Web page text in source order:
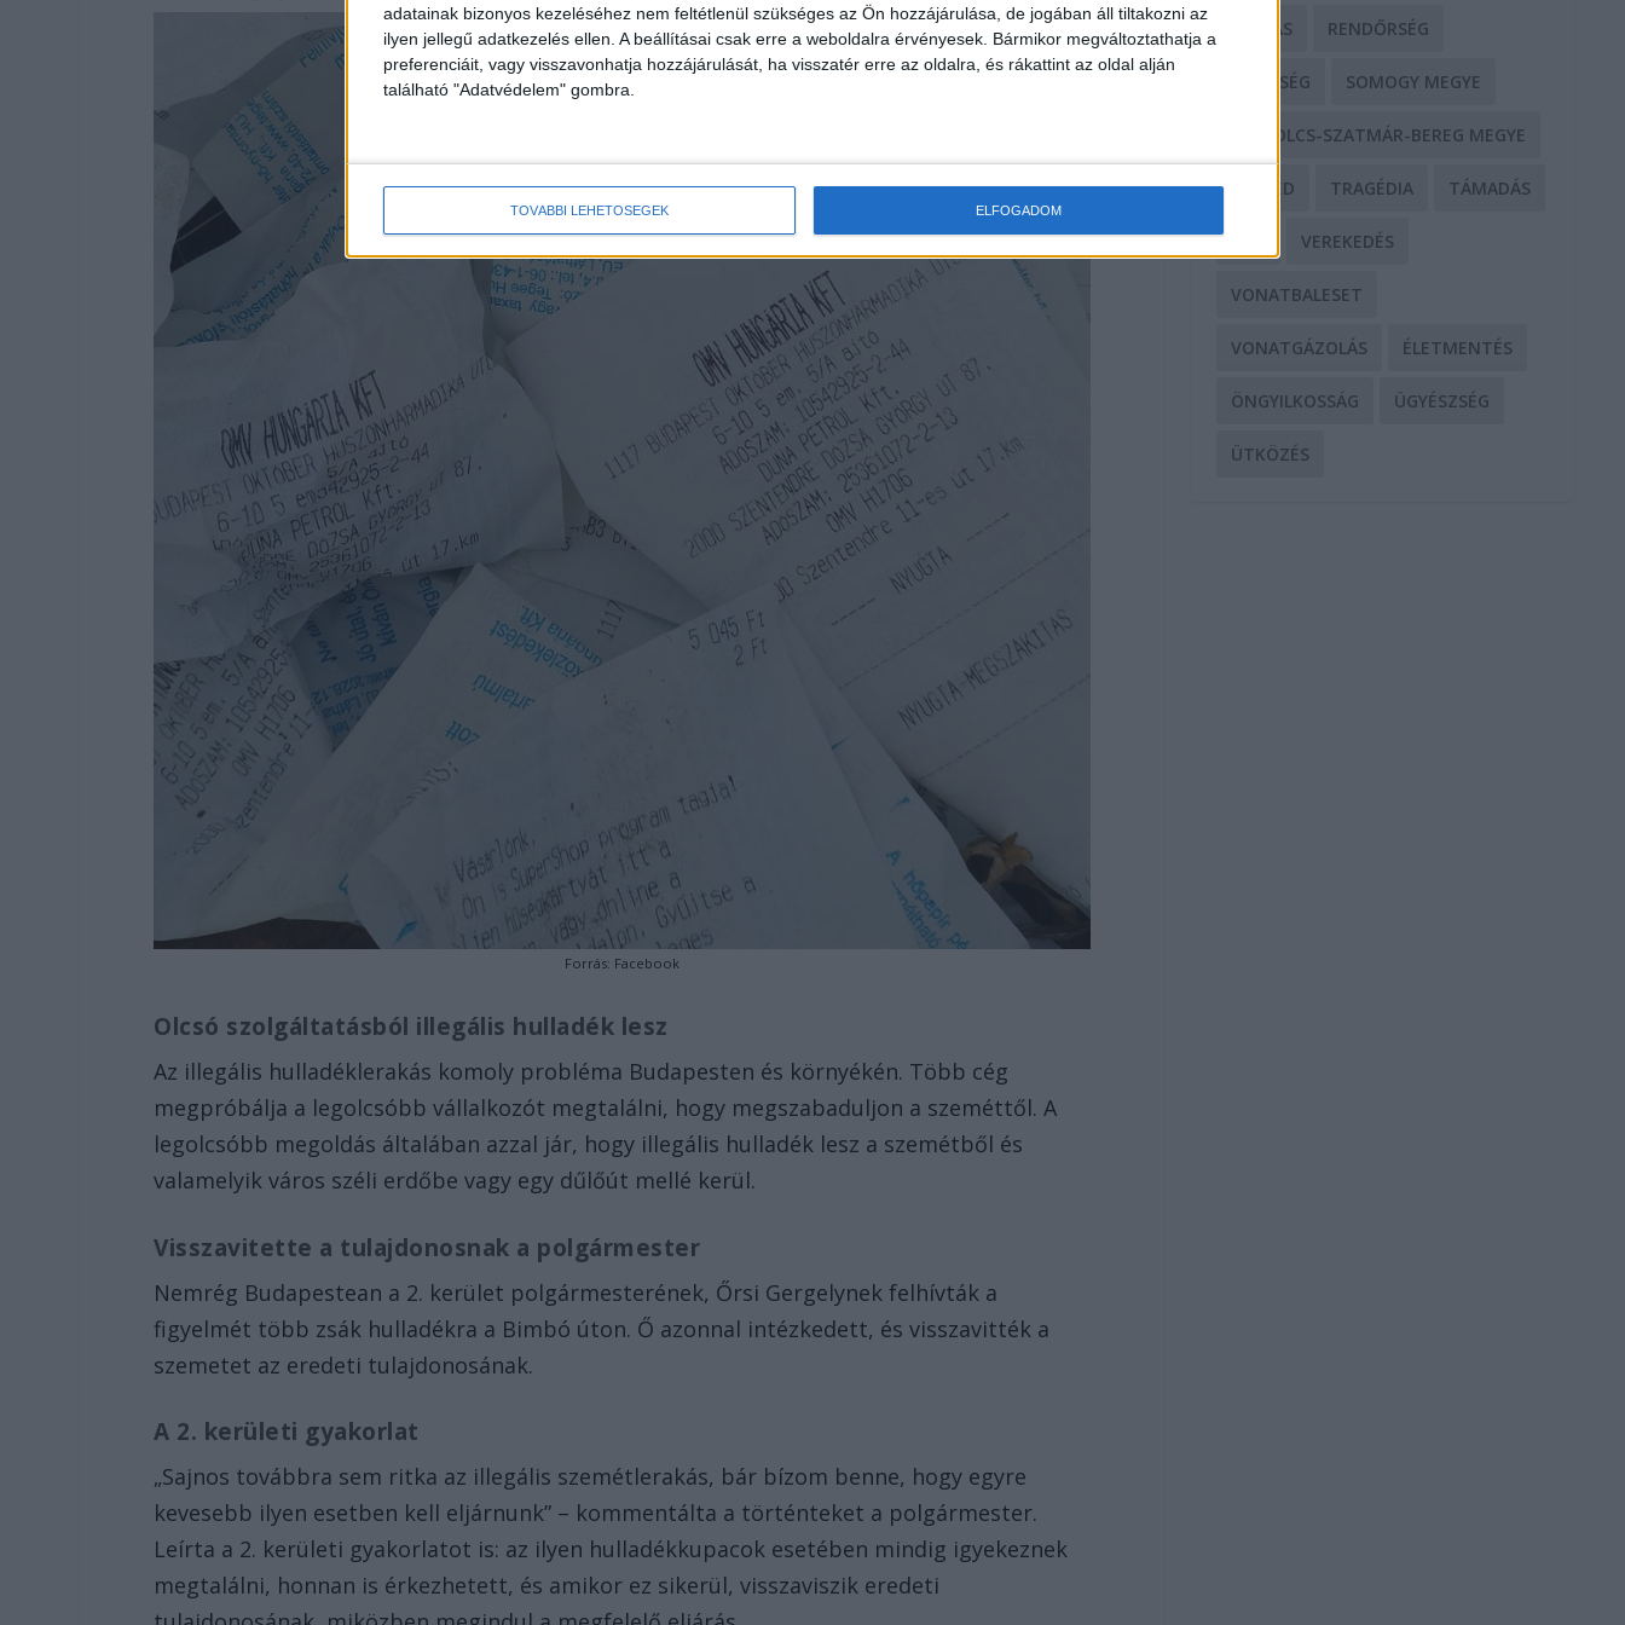
adatainak bizonyos kezeléséhez nem feltétlenül szükséges az Ön hozzájárulása, de jogában áll tiltakozni az
ilyen jellegű adatkezelés ellen. A beállításai csak erre a weboldalra érvényesek. Bármikor megváltoztathatja a
preferenciáit, vagy visszavonhatja hozzájárulását, ha visszatér erre az oldalra, és rákattint az oldal alján
található "Adatvédelem" gombra.
TOVÁBBI LEHETŐSÉGEK ELFOGADOM
Forrás: Facebook
Olcsó szolgáltatásból illegális hulladék lesz
Az illegális hulladéklerakás komoly probléma Budapesten és környékén. Több cég
megpróbálja a legolcsóbb vállalkozót megtalálni, hogy megszabaduljon a szeméttől. A
legolcsóbb megoldás általában azzal jár, hogy illegális hulladék lesz a szemétből és
valamelyik város széli erdőbe vagy egy dűlőút mellé kerül.
Visszavitette a tulajdonosnak a polgármester
Nemrég Budapestean a 2. kerület polgármesterének, Őrsi Gergelynek felhívták a
figyelmét több zsák hulladékra a Bimbó úton. Ő azonnal intézkedett, és visszavitték a
szemetet az eredeti tulajdonosának.
A 2. kerületi gyakorlat
„Sajnos továbbra sem ritka az illegális szemétlerakás, bár bízom benne, hogy egyre
kevesebb ilyen esetben kell eljárnunk” – kommentálta a történteket a polgármester.
Leírta a 2. kerületi gyakorlatot is: az ilyen hulladékkupacok esetében mindig igyekeznek
megtalálni, honnan is érkezhetett, és amikor ez sikerül, visszaviszik eredeti
RABLÁS RENDŐRSÉG
SEGÍTSÉG SOMOGY MEGYE
SZABOLCS-SZATMÁR-BEREG MEGYE
SZEGED TRAGÉDIA TÁMADÁS
VEREKEDÉS
VONATBALESET
VONATGÁZOLÁS ÉLETMENTÉS
ÖNGYILKOSSÁG ÜGYÉSZSÉG
ÜTKÖZÉS